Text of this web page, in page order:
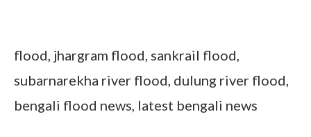
flood, jhargram flood, sankrail flood,
subarnarekha river flood, dulung river flood,
bengali flood news, latest bengali news